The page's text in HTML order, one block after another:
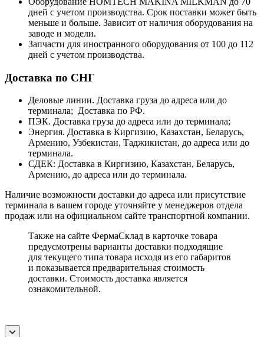
дней с учетом производства. Срок поставки может быть
меньше и больше. Зависит от наличия оборудования на
заводе и модели.
Запчасти для иностранного оборудования от 100 до 112
дней с учетом производства.
Доставка по СНГ
Деловые линии. Доставка груза до адреса или до
терминала; Доставка по РФ.
ПЭК. Доставка груза до адреса или до терминала;
Энергия. Доставка в Киргизию, Казахстан, Беларусь,
Армению, Узбекистан, Таджикистан, до адреса или до
терминала.
СДЕК: Доставка в Киргизию, Казахстан, Беларусь,
Армению, до адреса или до терминала.
Наличие возможности доставки до адреса или присутствие
терминала в вашем городе уточняйте у менеджеров отдела
продаж или на официальном сайте транспортной компании.
Также на сайте ФермаСклад в карточке товара
предусмотрены варианты доставки подходящие
для текущего типа товара исходя из его габаритов
и показывается предварительная стоимость
доставки. Стоимость доставка является
ознакомительной.